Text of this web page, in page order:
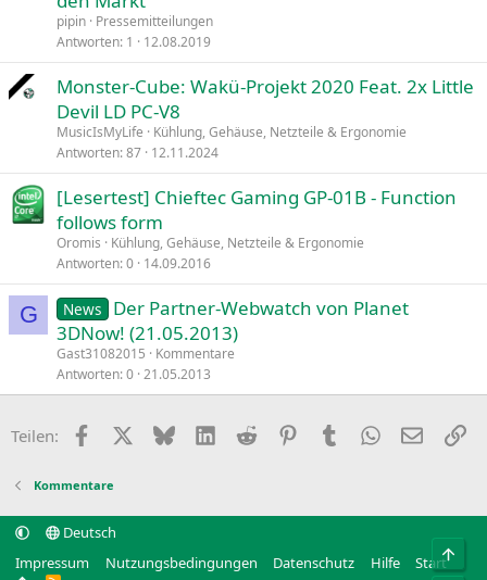
pipin Pressemitteilungen
Antworten 1 12.08.2019
Monster-Cube: Wakü-Projekt 2020 Feat. 2x Little
Devil LD PC-V8
MusicIsMyLife
Kühlung, Gehäuse, Netzteile & Ergonomie
Antworten 87 12.11.2024
[Lesertest] Chieftec Gaming GP-01B - Function
follows form
Oromis
Kühlung, Gehäuse, Netzteile & Ergonomie
Antworten 0 14.09.2016
G News
Der Partner-Webwatch von Planet
3DNow! (21.05.2013)
Gast31082015
Kommentare
Antworten 0 21.05.2013
Teilen: Facebook BlueskyLinkedIn
Reddit PinterestTumblr WhatsApp
E-Mail
Kommentare
Deutsch
Impressum
Nutzungsbedingungen Datenschutz Hilfe Start